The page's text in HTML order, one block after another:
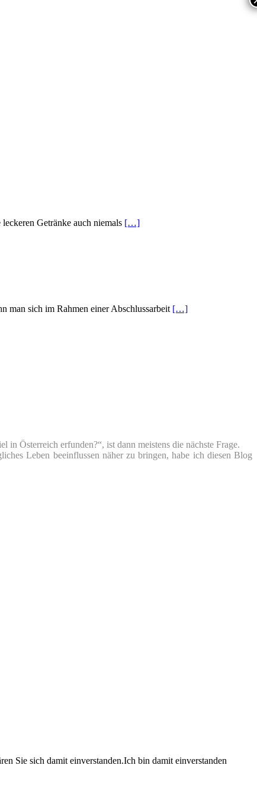
Getränke auch niemals […]
man sich im Rahmen einer Abschlussarbeit […]
Österreich erfunden?“, ist dann meistens die nächste Frage.
Leben beeinflussen näher zu bringen, habe ich diesen Blog
Sie sich damit einverstanden.Ich bin damit einverstanden